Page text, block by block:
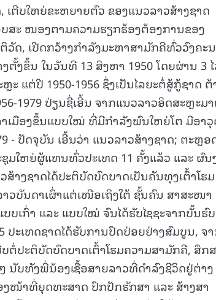
ຕີບໃຫຍ່ຂະຫຍາຍຕົວ ຂອງແນວລາວສ້າງຊາດ
ສະ ໜອງຕາມຄວາມຮຽກຮ້ອງຕ້ອງການຂອງ
ວັດ, ເປີດກວ້າງກຳລັງມະຫາສາມັກຄີທົ່ວວົງຄະ
ງຂຶ້ນ ໃນວັນທີ 13 ສິງຫາ 1950 ໂດຍຜ່ານ 3
ແຕ່ປີ 1950-1956 ຊຶ່ງເປັນໄລຍະຕໍ່ສູ້ກູ້ຊາດ ຕ້
1979 ປ່ຽນຊື່ເອີ້ນ ຈາກແນວລາວອິດສະຫຼະມາ
ເມືອງຂຶ້ນແບບໃໝ່ ທີ່ມີກໍາລັງພົນໃຫຍ່ໂຕ ມີອາ
- ປັດຈຸບັນ ເອີ້ນວ່າ ແນວລາວສ້າງຊາດ; ຕະຫຼອ
ມໃຫຍ່ຜູ້ແທນທົ່ວປະເທດ 11 ຄັ້ງແລ້ວ ແລະ ຜົນ
າງຊາດໄດ້ປະຕິບັດບົດບາດເປັນຄັນທຸງເຕົ້າໂຮມ
ວບັນດາເຜົ່າແຕ່ເໜືອເຖິງໃຕ້ ຊັ້ນຄົນ ສາສະໜາ
ເກົ່າ ແລະ ແບບໃໝ່ ຈົນໄດ້ຮັບໄຊຊະຈາກບັ້ນຮົບ
ະເທດຊາດໄດ້ຮັບການປົດປ່ອຍຢ່າງສົມບູນ, ຈ
ປະຕິບັດບົດບາດເຕົ້າໂຮມຄວາມສາມັກຄີ, ສຶກ
ນັບທັງພີ່ນ້ອງເຊື້ອສາຍລາວທີ່ດໍາລົງຊີວິດຢູ່ຕ່າງ
ໜ້າທີ່ຍຸດທະສາດ ປົກປັກຮັກສາ ແລະ ສ້າງສາ